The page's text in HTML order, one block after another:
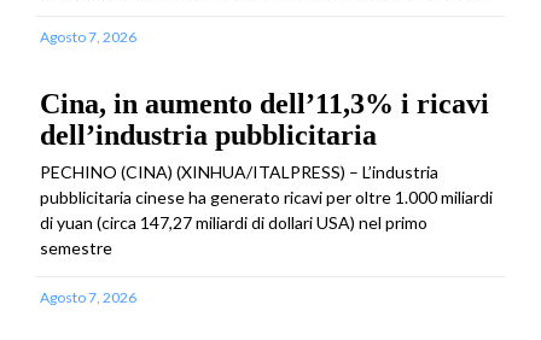
Agosto 7, 2026
Cina, in aumento dell’11,3% i ricavi
dell’industria pubblicitaria
PECHINO (CINA) (XINHUA/ITALPRESS) – L’industria
pubblicitaria cinese ha generato ricavi per oltre 1.000 miliardi
di yuan (circa 147,27 miliardi di dollari USA) nel primo
semestre
Agosto 7, 2026